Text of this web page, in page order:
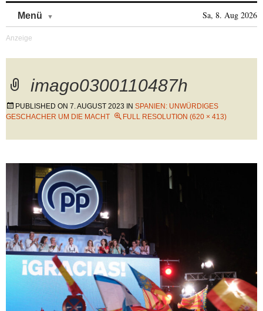
Menü Sa, 8. Aug 2026
imago0300110487h
PUBLISHED ON 7. AUGUST 2023 IN SPANIEN: UNWÜRDIGES
GESCHACHER UM DIE MACHT
FULL RESOLUTION (620 × 413)